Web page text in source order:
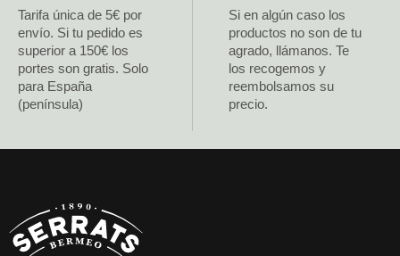
Tarifa única de 5€ por
envío. Si tu pedido es
superior a 150€ los
portes son gratis. Solo
para España
(península)
Si en algún caso los
productos no son de tu
agrado, llámanos. Te
los recogemos y
reembolsamos su
precio.